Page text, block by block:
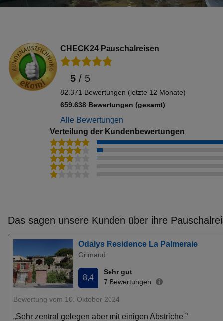
CHECK24 Pauschalreisen
5 / 5
82.371 Bewertungen (letzte 12 Monate)
659.638 Bewertungen (gesamt)
Alle Bewertungen
Verteilung der Kundenbewertungen
Das sagen unsere Kunden über ihre
Odalys Residence La Palmeraie
Grimaud
8,4
Sehr gut
7 Bewertungen
Bewertung vom 10. Oktober 2024
„Sehr zentral gelegen aber mit einigen Abstriche ”